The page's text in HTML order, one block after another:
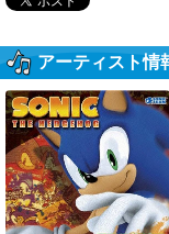
アーティスト情